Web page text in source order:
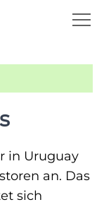
in Uruguay
an. Das
sich